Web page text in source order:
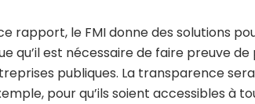
rapport, le FMI donne des solutions
qu’il est nécessaire de faire preuve
publiques. La transparence
pour qu’ils soient accessibles à